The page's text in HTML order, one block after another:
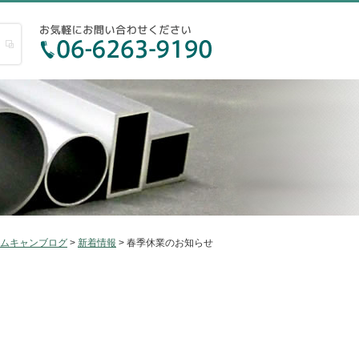
キャンブログ > 新着情報 > 春季休業のお知らせ